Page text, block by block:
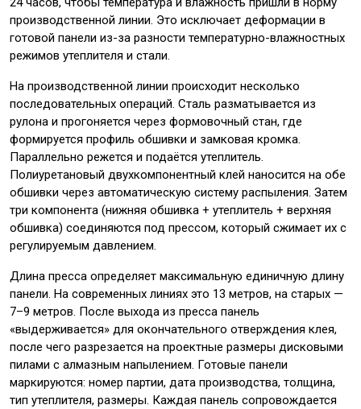
производственной линии. Это исключает деформации в
готовой панели из-за разности температурно-влажностных
режимов утеплителя и стали.
На производственной линии происходит несколько
последовательных операций. Сталь разматывается из
рулона и прогоняется через формовочный стан, где
формируется профиль обшивки и замковая кромка.
Параллельно режется и подаётся утеплитель.
Полиуретановый двухкомпонентный клей наносится на обе
обшивки через автоматическую систему распыления. Затем
три компонента (нижняя обшивка + утеплитель + верхняя
обшивка) соединяются под прессом, который сжимает их с
регулируемым давлением.
Длина пресса определяет максимальную единичную длину
панели. На современных линиях это 13 метров, на старых —
7–9 метров. После выхода из пресса панель
«выдерживается» для окончательного отверждения клея,
после чего разрезается на проектные размеры дисковыми
пилами с алмазным напылением. Готовые панели
маркируются: номер партии, дата производства, толщина,
тип утеплителя, размеры. Каждая панель сопровождается